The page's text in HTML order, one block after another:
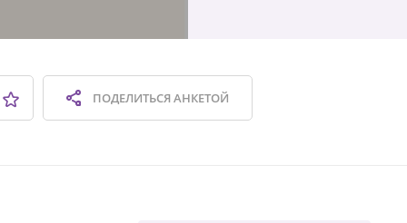
ПОДЕЛИТЬСЯАНКЕТОЙ